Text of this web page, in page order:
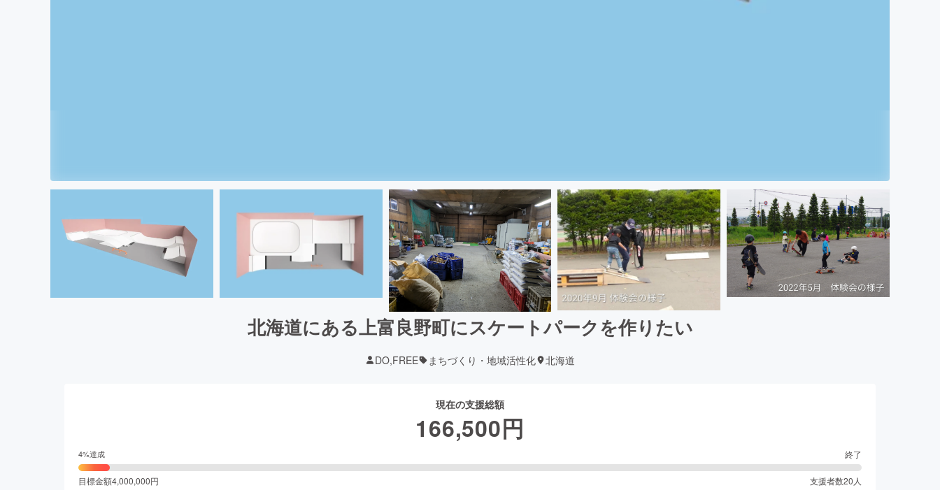
北海道にある上富良野町にスケートパークを作りたい
DO,FREE まちづくり・地域活性化 北海道
現在の支援総額
166,500円
4%達成 終了
目標金額4,000,000円 支援者数20 人